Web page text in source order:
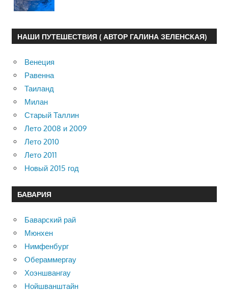
НАШИ ПУТЕШЕСТВИЯ ( АВТОР ГАЛИНА ЗЕЛЕНСКАЯ)
Венеция
Равенна
Таиланд
Милан
Старый Таллин
Лето 2008 и 2009
Лето 2010
Лето 2011
Новый 2015 год
БАВАРИЯ
Баварский рай
Мюнхен
Нимфенбург
Обераммергау
Хоэншвангау
Нойшванштайн